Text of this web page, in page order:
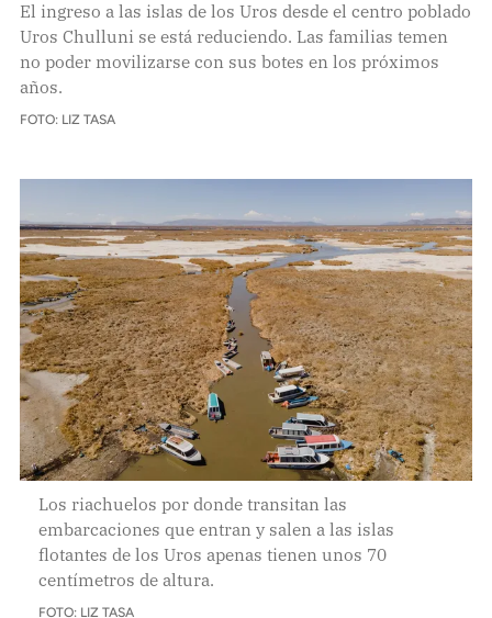
El ingreso a las islas de los Uros desde el centro poblado
Uros Chulluni se está reduciendo. Las familias temen
no poder movilizarse con sus botes en los próximos
años.
FOTO: LIZ TASA
Los riachuelos por donde transitan las
embarcaciones que entran y salen a las islas
flotantes de los Uros apenas tienen unos 70
centímetros de altura.
FOTO: LIZ TASA